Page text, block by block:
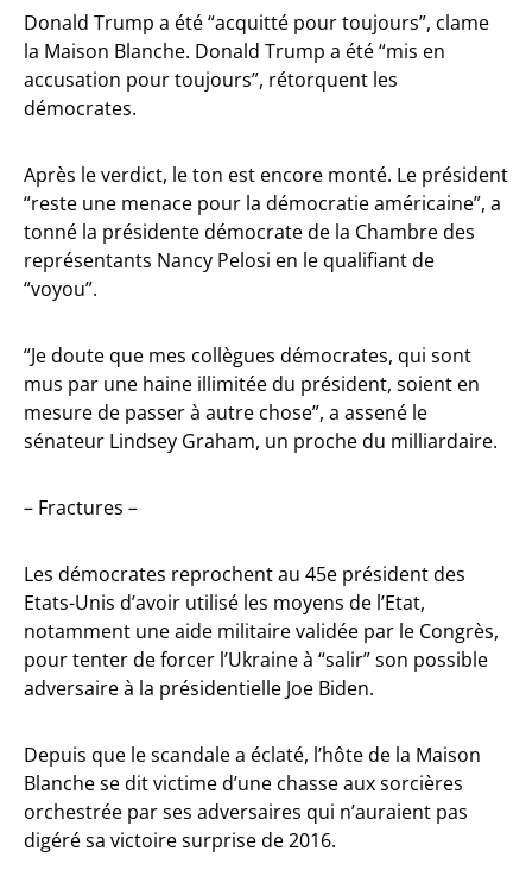
Donald Trump a été “acquitté pour toujours”, clame
la Maison Blanche. Donald Trump a été “mis en
accusation pour toujours”, rétorquent les
démocrates.
Après le verdict, le ton est encore monté. Le président
“reste une menace pour la démocratie américaine”, a
tonné la présidente démocrate de la Chambre des
représentants Nancy Pelosi en le qualifiant de
“voyou”.
“Je doute que mes collègues démocrates, qui sont
mus par une haine illimitée du président, soient en
mesure de passer à autre chose”, a assené le
sénateur Lindsey Graham, un proche du milliardaire.
– Fractures –
Les démocrates reprochent au 45e président des
Etats-Unis d’avoir utilisé les moyens de l’Etat,
notamment une aide militaire validée par le Congrès,
pour tenter de forcer l’Ukraine à “salir” son possible
adversaire à la présidentielle Joe Biden.
Depuis que le scandale a éclaté, l’hôte de la Maison
Blanche se dit victime d’une chasse aux sorcières
orchestrée par ses adversaires qui n’auraient pas
digéré sa victoire surprise de 2016.